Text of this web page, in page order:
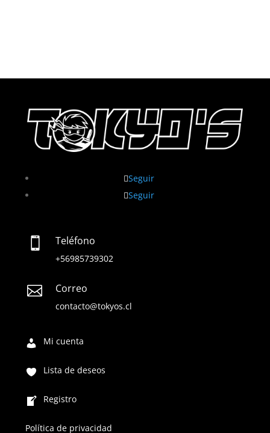
Seguir
Seguir
 Teléfono
+56985739302
 Correo
contacto@tokyos.cl
Mi cuenta
Lista de deseos
Registro
Política de privacidad